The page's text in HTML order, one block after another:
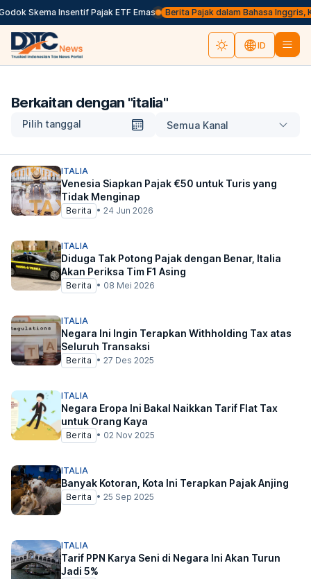
Skema Insentif Pajak ETF Emas Berita Pajak dalam Bahasa Inggris,
ID
Berkaitan dengan "italia"
Pilih tanggal Semua Kanal
ITALIA
Venesia Siapkan Pajak €50 untuk Turis yang
Tidak Menginap
Berita • 24 Jun 2026
ITALIA
Diduga Tak Potong Pajak dengan Benar, Italia
Akan Periksa Tim F1 Asing
Berita • 08 Mei 2026
ITALIA
Negara Ini Ingin Terapkan Withholding Tax atas
Seluruh Transaksi
Berita • 27 Des 2025
ITALIA
Negara Eropa Ini Bakal Naikkan Tarif Flat Tax
untuk Orang Kaya
Berita • 02 Nov 2025
ITALIA
Banyak Kotoran, Kota Ini Terapkan Pajak Anjing
Berita • 25 Sep 2025
ITALIA
Tarif PPN Karya Seni di Negara Ini Akan Turun
Jadi 5%